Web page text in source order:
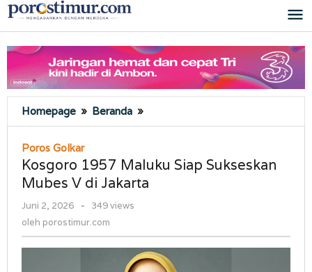
Lewati
ke
Homepage » Beranda »
1957
Siap
Sukseskan
Mubes
Jakarta
Poros Golkar
Kosgoro 1957 Maluku Siap Sukseskan
Mubes V di Jakarta
Juni 2, 2026
oleh
-
349 views
oleh porostimur.com